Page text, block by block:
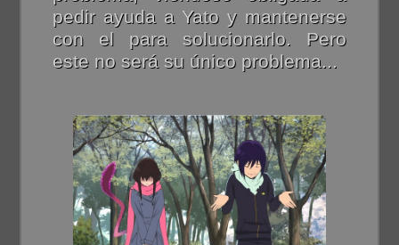
pedir ayuda a Yato y mantenerse
con el para solucionarlo. Pero
este no será su único problema...